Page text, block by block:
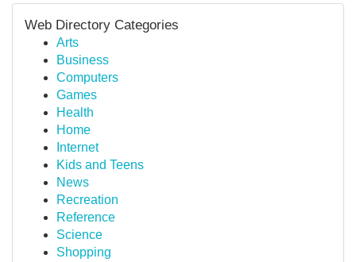
Web Directory Categories
Arts
Business
Computers
Games
Health
Home
Internet
Kids and Teens
News
Recreation
Reference
Science
Shopping